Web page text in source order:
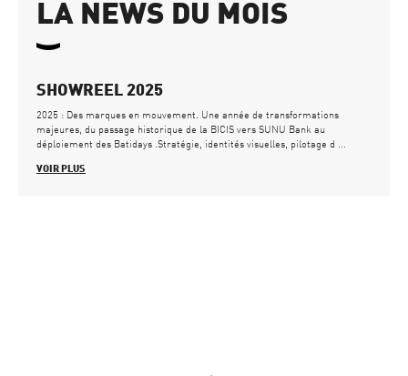
LA NEWS DU MOIS
SHOWREEL 2025
2025 : Des marques en mouvement. Une année de transformations
majeures, du passage historique de la BICIS vers SUNU Bank au
déploiement des Batidays .Stratégie, identités visuelles, pilotage d ...
VOIR PLUS